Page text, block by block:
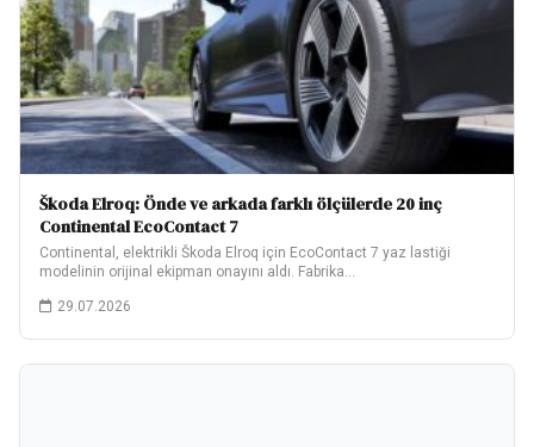
Škoda Elroq: Önde ve arkada farklı ölçülerde 20 inç
Continental EcoContact 7
Continental, elektrikli Škoda Elroq için EcoContact 7 yaz lastiği
modelinin orijinal ekipman onayını aldı. Fabrika…
29.07.2026